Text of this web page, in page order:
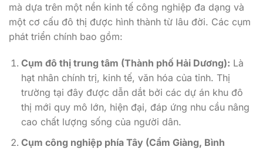
mà dựa trên một nền kinh tế công nghiệp đa dạng và
một cơ cấu đô thị được hình thành từ lâu đời. Các cụm
phát triển chính bao gồm:
Cụm đô thị trung tâm (Thành phố Hải Dương): Là
hạt nhân chính trị, kinh tế, văn hóa của tỉnh. Thị
trường tại đây được dẫn dắt bởi các dự án khu đô
thị mới quy mô lớn, hiện đại, đáp ứng nhu cầu nâng
cao chất lượng sống của người dân.
Cụm công nghiệp phía Tây (Cẩm Giàng, Bình